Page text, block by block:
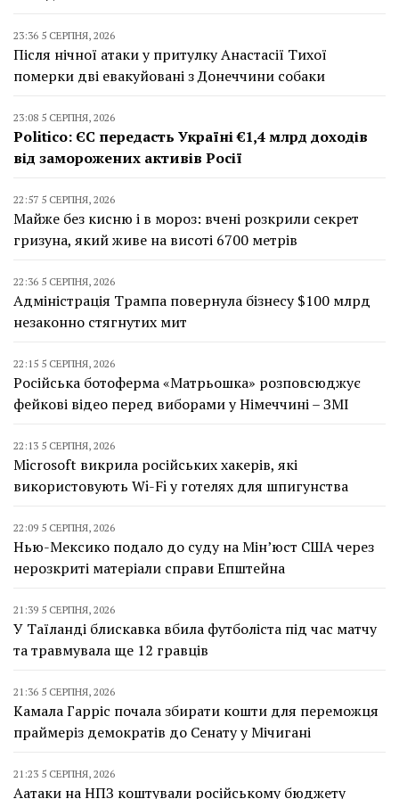
23:36 5 СЕРПНЯ, 2026
Після нічної атаки у притулку Анастасії Тихої
померки дві евакуйовані з Донеччини собаки
23:08 5 СЕРПНЯ, 2026
Politico: ЄС передасть Україні €1,4 млрд доходів
від заморожених активів Росії
22:57 5 СЕРПНЯ, 2026
Майже без кисню і в мороз: вчені розкрили секрет
гризуна, який живе на висоті 6700 метрів
22:36 5 СЕРПНЯ, 2026
Адміністрація Трампа повернула бізнесу $100 млрд
незаконно стягнутих мит
22:15 5 СЕРПНЯ, 2026
Російська ботоферма «Матрьошка» розповсюджує
фейкові відео перед виборами у Німеччині – ЗМІ
22:13 5 СЕРПНЯ, 2026
Microsoft викрила російських хакерів, які
використовують Wi-Fi у готелях для шпигунства
22:09 5 СЕРПНЯ, 2026
Нью-Мексико подало до суду на Мін’юст США через
нерозкриті матеріали справи Епштейна
21:39 5 СЕРПНЯ, 2026
У Таїланді блискавка вбила футболіста під час матчу
та травмувала ще 12 гравців
21:36 5 СЕРПНЯ, 2026
Камала Гарріс почала збирати кошти для переможця
праймеріз демократів до Сенату у Мічигані
21:23 5 СЕРПНЯ, 2026
Аатаки на НПЗ коштували російському бюджету